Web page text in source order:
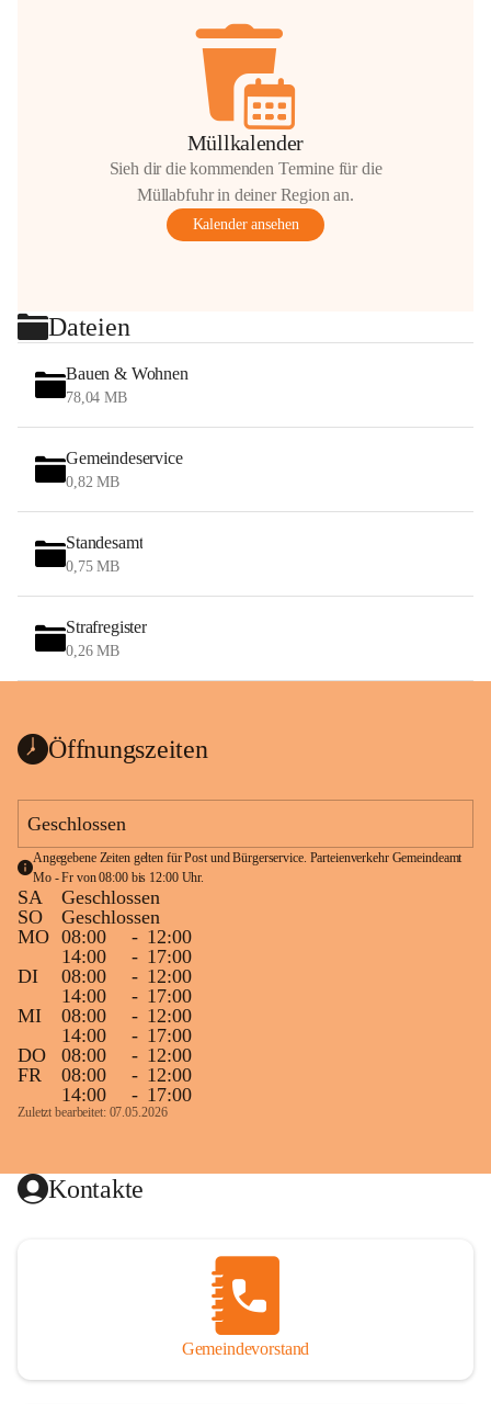
Müllkalender
Sieh dir die kommenden Termine für die
Müllabfuhr in deiner Region an.
Kalender ansehen
Dateien
Bauen & Wohnen
78,04 MB
Gemeindeservice
0,82 MB
Standesamt
0,75 MB
Strafregister
0,26 MB
Öffnungszeiten
Geschlossen
Angegebene Zeiten gelten für Post und Bürgerservice. Parteienverkehr Gemeindeamt
Mo - Fr von 08:00 bis 12:00 Uhr.
SA
Geschlossen
SO
Geschlossen
MO 08:00 - 12:00
14:00
- 17:00
DI
08:00 - 12:00
14:00
- 17:00
MI
08:00 - 12:00
14:00
- 17:00
DO
08:00 - 12:00
FR
08:00 - 12:00
14:00
- 17:00
Zuletzt bearbeitet: 07.05.2026
Kontakte
Gemeindevorstand